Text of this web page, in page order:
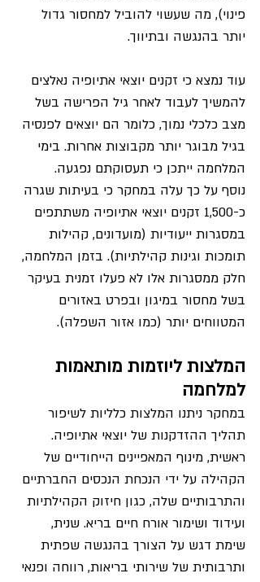
פינוי), מה שעשוי להוביל למחסור גדול
יותר בהנגשה ובתיווך.
עוד נמצא כי זקנים יוצאי אתיופיה נאלצים
להמשיך לעבוד לאחר גיל הפרישה בשל
מצב כלכלי נמוך, כלומר הם יוצאים לפנסיה
בגיל מבוגר יותר מקבוצות אחרות. בימי
המלחמה ייתכן כי תעסוקתם נפגעה.
נוסף על כך עלה במחקר כי בעיתות שגרה
כ-1,500 זקנים יוצאי אתיופיה משתתפים
במסגרות ייעודיות (מועדונים, קהילות
תומכות וגינות קהילתיות). בזמן המלחמה,
חלק ממסגרות אלו לא פעלו זמנית בעיקר
בשל מחסור במיגון ובפרט באזורים
המטווחים יותר (כמו אזור השפלה).
המלצות ליוזמות מותאמות
למלחמה
במחקר ניתנו המלצות כלליות לשיפור
תהליך ההזדקנות של יוצאי אתיופיה.
ראשית, מינוף המאפיינים הייחודיים של
הקהילה על ידי הנכחת הנכסים החברתיים
והתרבותיים שלה, כגון חיזוק הקהילתיות
ועידוד ושימור אורח חיים בריא. שנית,
שימת דגש על הצורך בהנגשה שפתית
ותרבותית של שירותי בריאות, רווחה ופנאי